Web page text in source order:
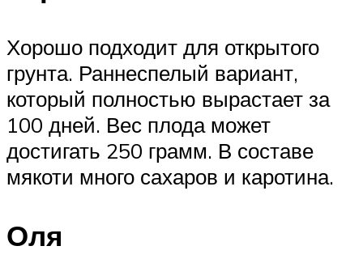
Хорошо подходит для открытого
грунта. Раннеспелый вариант,
который полностью вырастает за
100 дней. Вес плода может
достигать 250 грамм. В составе
мякоти много сахаров и каротина.
Оля